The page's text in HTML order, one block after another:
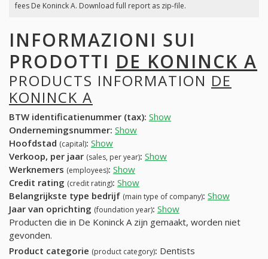
fees De Koninck A. Download full report as zip-file.
INFORMAZIONI SUI
PRODOTTI DE KONINCK A
PRODUCTS INFORMATION DE
KONINCK A
BTW identificatienummer (tax): Show
Ondernemingsnummer: Show
Hoofdstad (capital): Show
Verkoop, per jaar (sales, per year): Show
Werknemers (employees): Show
Credit rating (credit rating): Show
Belangrijkste type bedrijf (main type of company): Show
Jaar van oprichting (foundation year): Show
Producten die in De Koninck A zijn gemaakt, worden niet
gevonden.
Product categorie (product category): Dentists